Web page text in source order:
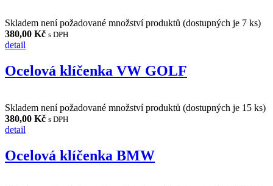
Skladem není požadované množství produktů (dostupných je 7 ks)
380,00 Kč s DPH
detail
Ocelová klíčenka VW GOLF
Skladem není požadované množství produktů (dostupných je 15 ks)
380,00 Kč s DPH
detail
Ocelová klíčenka BMW